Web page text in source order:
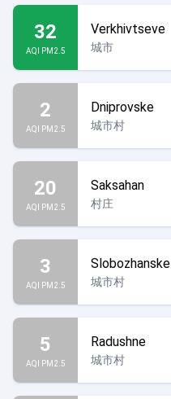
32
AQI PM2.5
Verkhivtseve
城市
2
AQI PM2.5
Dniprovske
城市村
20
AQI PM2.5
Saksahan
村庄
3
AQI PM2.5
Slobozhanske
城市村
5
AQI PM2.5
Radushne
城市村